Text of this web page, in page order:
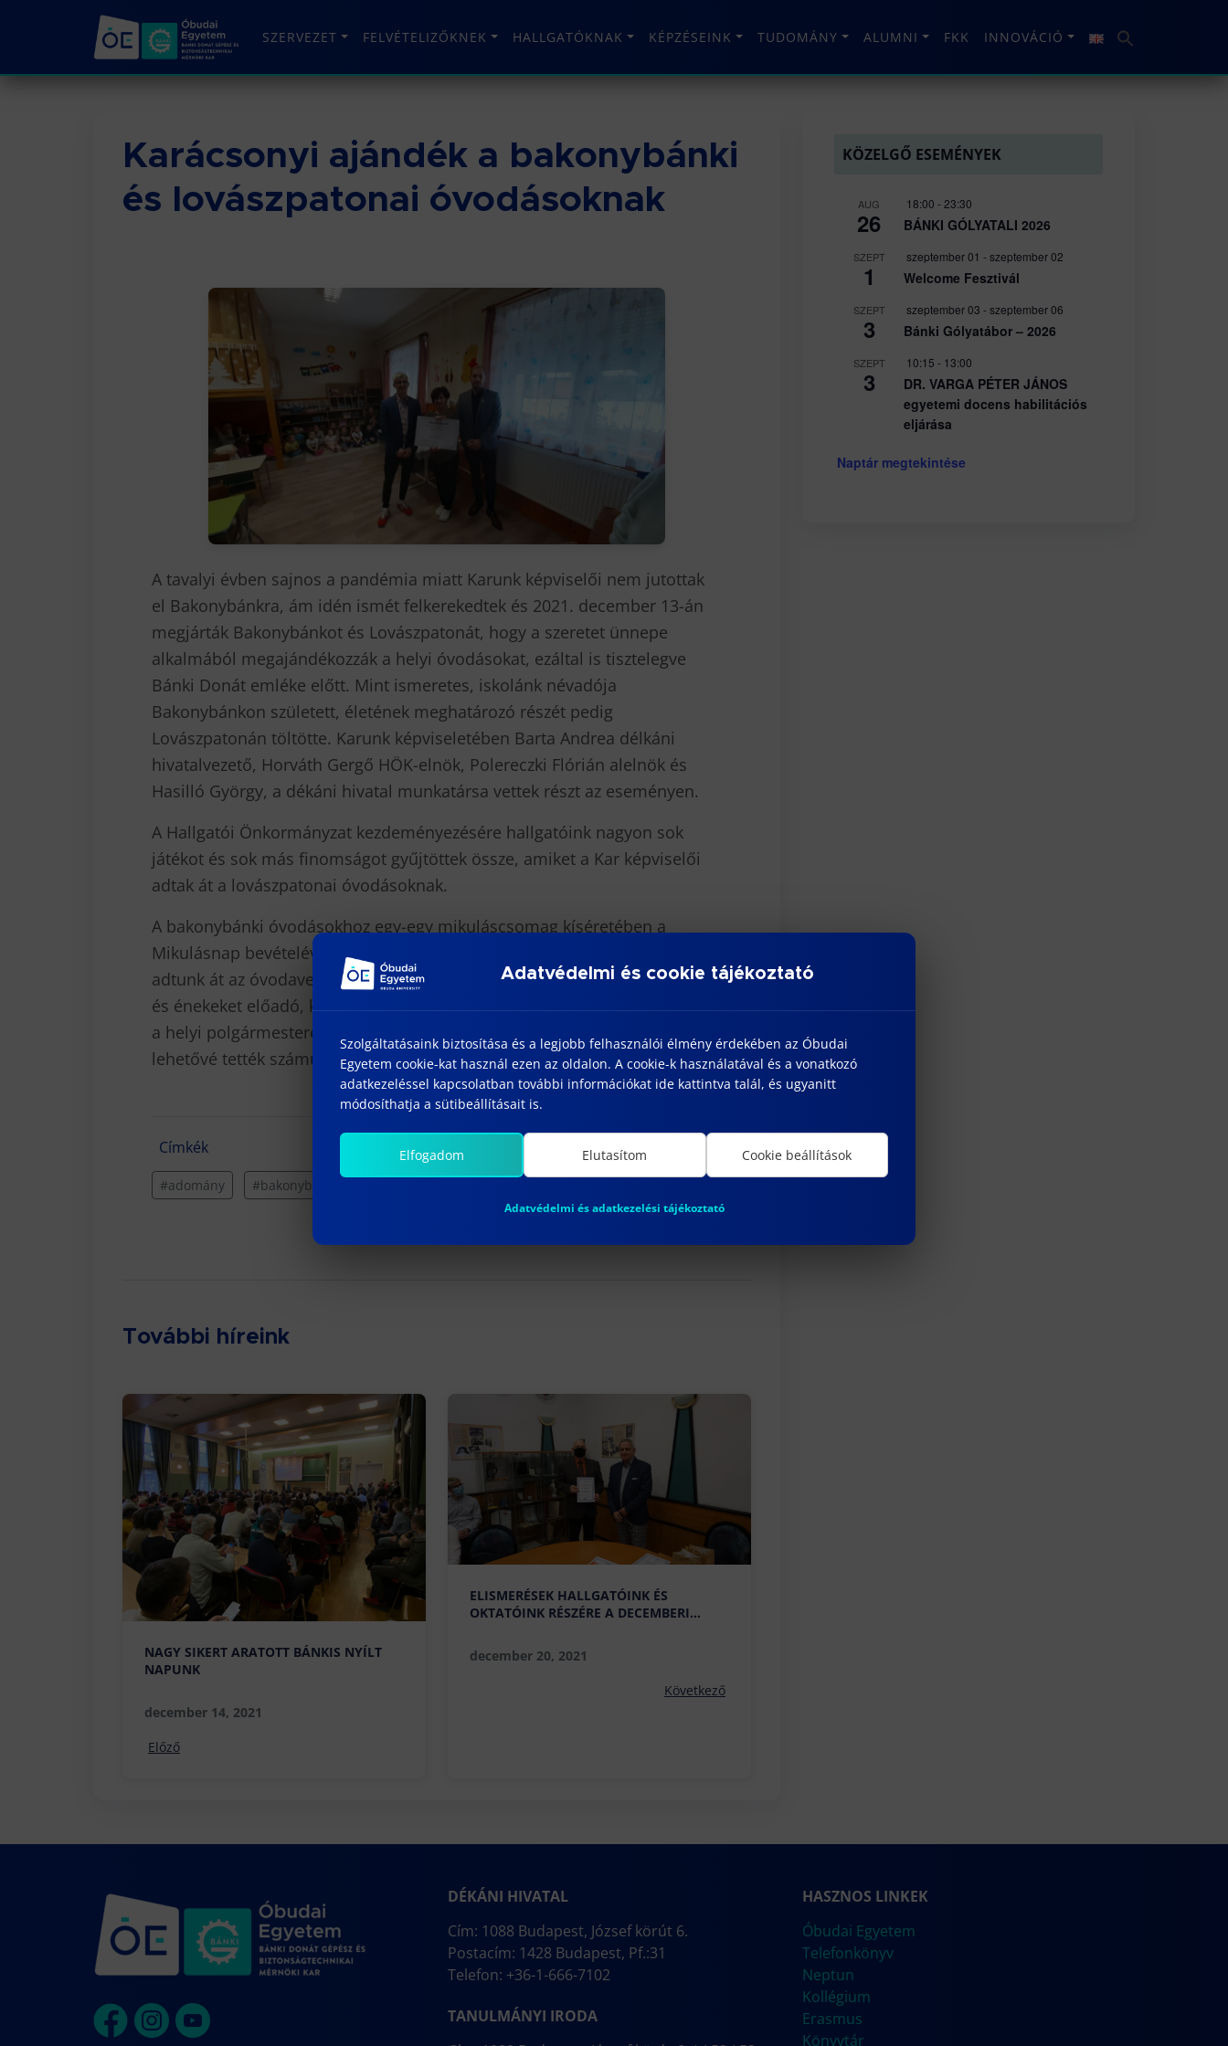
SZERVEZET FELVÉTELIZŐKNEK HALLGATÓKNAK KÉPZÉSEINK TUDOMÁNY ALUMNI FKK INNOVÁCIÓ
Karácsonyi ajándék a bakonybánki
és lovászpatonai óvodásoknak
A tavalyi évben sajnos a pandémia miatt Karunk képviselői nem jutottak
el Bakonybánkra, ám idén ismét felkerekedtek és 2021. december 13-án
megjárták Bakonybánkot és Lovászpatonát, hogy a szeretet ünnepe
alkalmából megajándékozzák a helyi óvodásokat, ezáltal is tisztelegve
Bánki Donát emléke előtt. Mint ismeretes, iskolánk névadója
Bakonybánkon született, életének meghatározó részét pedig
Lovászpatonán töltötte. Karunk képviseletében Barta Andrea délkáni
hivatalvezető, Horváth Gergő HÖK-elnök, Polereczki Flórián alelnök és
Hasilló György, a dékáni hivatal munkatársa vettek részt az eseményen.
A Hallgatói Önkormányzat kezdeményezésére hallgatóink nagyon sok
játékot és sok más finomságot gyűjtöttek össze, amiket a Kar képviselői
adtak át a lovászpatonai óvodásoknak.
A bakonybánki óvodásokhoz egy-egy mikuláscsomag kíséretében a
Mikulásnap bevételével érkeztünk – az idei évben hatvanezer Forintot
adtunk át az óvodavezetőnek. Nagy öröm volt számunkra látni a verseket
és énekeket előadó, karácsonyra készülő gyermekeket. Köszönjük szépen
a helyi polgármestereknek és óvodavezetőknek, óvónőknek, hogy
lehetővé tették számunkra a látogatást.
Címkék
#adomány #bakonybánk
További híreink
NAGY SIKERT ARATOTT BÁNKIS NYÍLT
NAPUNK
december 14, 2021
Előző
ELISMERÉSEK HALLGATÓINK ÉS
OKTATÓINK RÉSZÉRE A DECEMBERI
december 20, 2021
Következő
KÖZELGŐ ESEMÉNYEK
AUG
26
18:00 - 23:30
BÁNKI GÓLYATALI 2026
SZEPT
1
szeptember 01 -szeptember 02
Welcome Fesztivál
SZEPT
3
szeptember 03 -szeptember 06
Bánki Gólyatábor – 2026
SZEPT
3
10:15 - 13:00
DR. VARGA PÉTER JÁNOS
egyetemi docens habilitációs
eljárása
Naptár megtekintése
DÉKÁNI HIVATAL
Cím: 1088 Budapest, József körút 6.
Postacím: 1428 Budapest, Pf.:31
Telefon: +36-1-666-7102
TANULMÁNYI IRODA
HASZNOS LINKEK
Óbudai Egyetem
Telefonkönyv
Neptun
Kollégium
Erasmus
Könyvtár
Adatvédelmi és cookie tájékoztató
Szolgáltatásaink biztosítása és a legjobb felhasználói élmény érdekében az Óbudai
Egyetem cookie-kat használ ezen az oldalon. A cookie-k használatával és a vonatkozó
adatkezeléssel kapcsolatban további információkat ide kattintva talál, és ugyanitt
módosíthatja a sütibeállításait is.
Elfogadom Elutasítom Cookie beállítások
Adatvédelmi és adatkezelési tájékoztató